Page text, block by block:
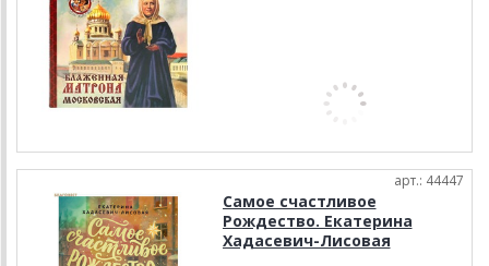
арт.: 44447
Самое счастливое
Рождество. Екатерина
Хадасевич-Лисовая